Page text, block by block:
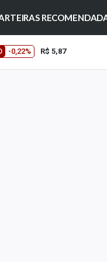
-0,22% R$ 5,87